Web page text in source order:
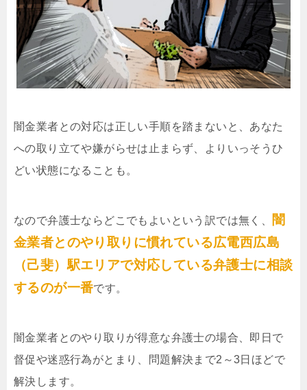
闇金業者との対応は正しい手順を踏まないと、あなた
への取り立てや嫌がらせは止まらず、よりいっそうひ
どい状態になることも。
なので弁護士ならどこでもよいという訳では無く、
闇
金業者とのやり取りに慣れている広電西広島
（己斐）駅エリアで対応している弁護士に相談
するのが一番です。
闇金業者とのやり取りが得意な弁護士の場合、即日で
督促や迷惑行為がとまり、問題解決まで2～3日ほどで
解決します。